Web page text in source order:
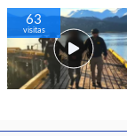
63
visitas